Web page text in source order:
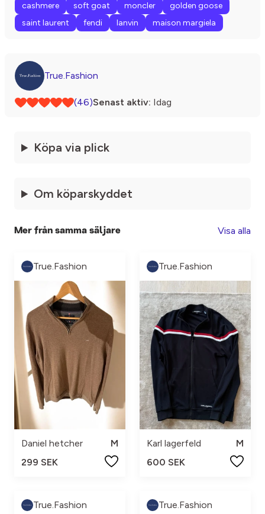
cashmere
soft goat moncler
golden goose
saint laurent
fendi lanvin maison margiela
True.Fashion
(46)Senast aktiv: Idag
Köpa via plick
Om köparskyddet
Mer från samma säljare Visa alla
True.Fashion
Daniel hetcher
M
299 SEK
True.Fashion
Karl lagerfeld
M
600 SEK
True.Fashion True.Fashion